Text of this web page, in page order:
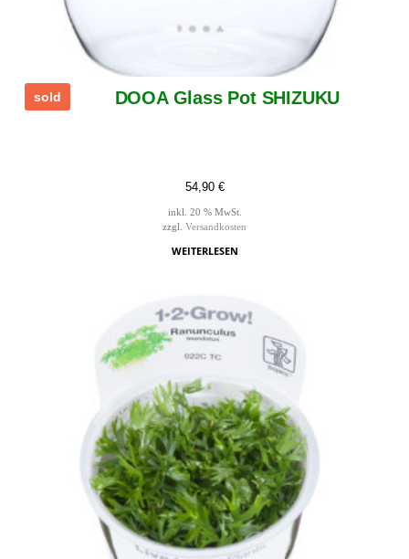
sold DOOA Glass Pot SHIZUKU
54,90 €
inkl. 20 % MwSt.
zzgl. Versandkosten
WEITERLESEN